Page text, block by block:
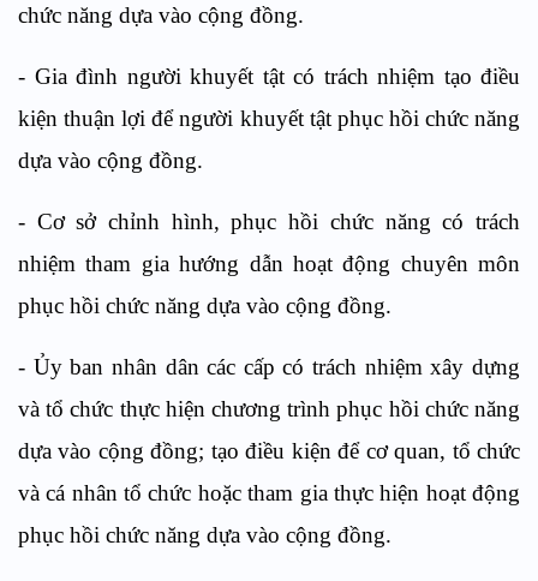
chức năng dựa vào cộng đồng.
- Gia đình người khuyết tật có trách nhiệm tạo điều
kiện thuận lợi để người khuyết tật phục hồi chức năng
dựa vào cộng đồng.
- Cơ sở chỉnh hình, phục hồi chức năng có trách
nhiệm tham gia hướng dẫn hoạt động chuyên môn
phục hồi chức năng dựa vào cộng đồng.
- Ủy ban nhân dân các cấp có trách nhiệm xây dựng
và tổ chức thực hiện chương trình phục hồi chức năng
dựa vào cộng đồng; tạo điều kiện để cơ quan, tổ chức
và cá nhân tổ chức hoặc tham gia thực hiện hoạt động
phục hồi chức năng dựa vào cộng đồng.